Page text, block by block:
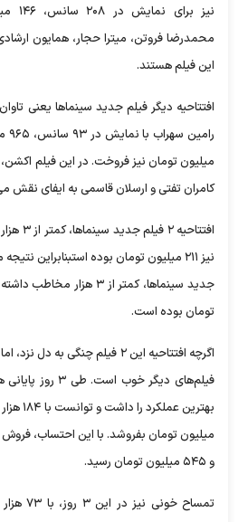
محمدرضا فروتن، میترا حجار، همایون
این فیلم هستند.
افتتاحیه دیگر فیلم جدید سینما‌ها یعنی
میلیون تومان نیز فروخت. در این فیلم اکشن،
کامران تفتی و ارسلان قاسمی به ایفای نقش
تومان بوده است.
اگرچه افتتاحیه این ۲ فیلم چنگی
فیلم‌های دیگر خوب
و ۵۴۵ میلیون تومان رسید.